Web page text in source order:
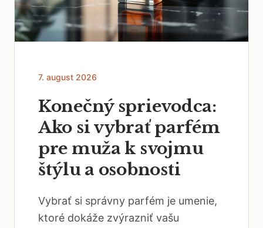
7. august 2026
Konečný sprievodca:
Ako si vybrať parfém
pre muža k svojmu
štýlu a osobnosti
Vybrať si správny parfém je umenie,
ktoré dokáže zvýrazniť vašu